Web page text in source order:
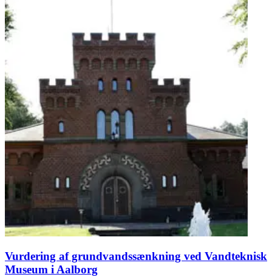
Vurdering af grundvandssænkning ved Vandteknisk
Museum i Aalborg